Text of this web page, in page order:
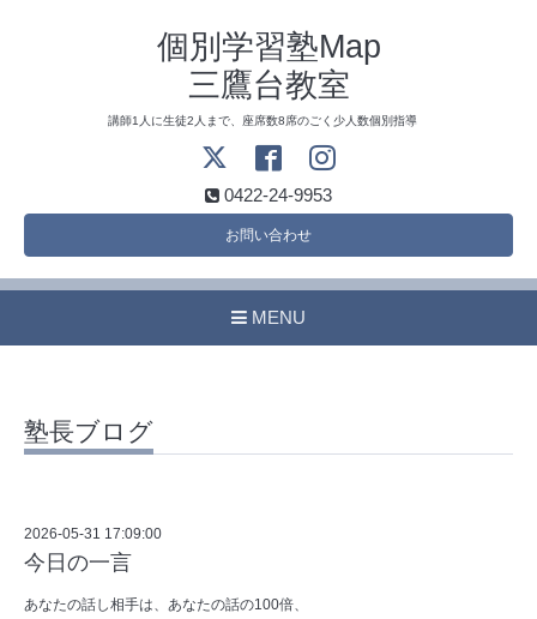
個別学習塾Map
三鷹台教室
講師1人に生徒2人まで、座席数8席のごく少人数個別指導
0422-24-9953
お問い合わせ
MENU
塾長ブログ
2026-05-31 17:09:00
今日の一言
あなたの話し相手は、あなたの話の100倍、